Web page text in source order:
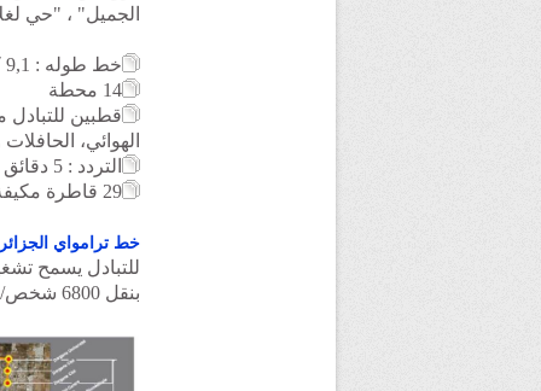
الجميل" ، "حي
خط طوله : 9,1 كلم
14 محطة
قطبين للتبادل
الهوائي،
التردد : 5 دقائق
29 قاطرة مكيفة
خط ترامواي الجزائر
للتبادل يسمح
بنقل 6800 شخص/الساعة/وفي الإتجاه الواحد أي بمعدل 185000 مسافر في اليوم.